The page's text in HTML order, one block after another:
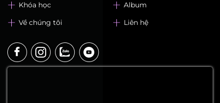
Khóa học
Album
Về chúng tôi
Liên hệ